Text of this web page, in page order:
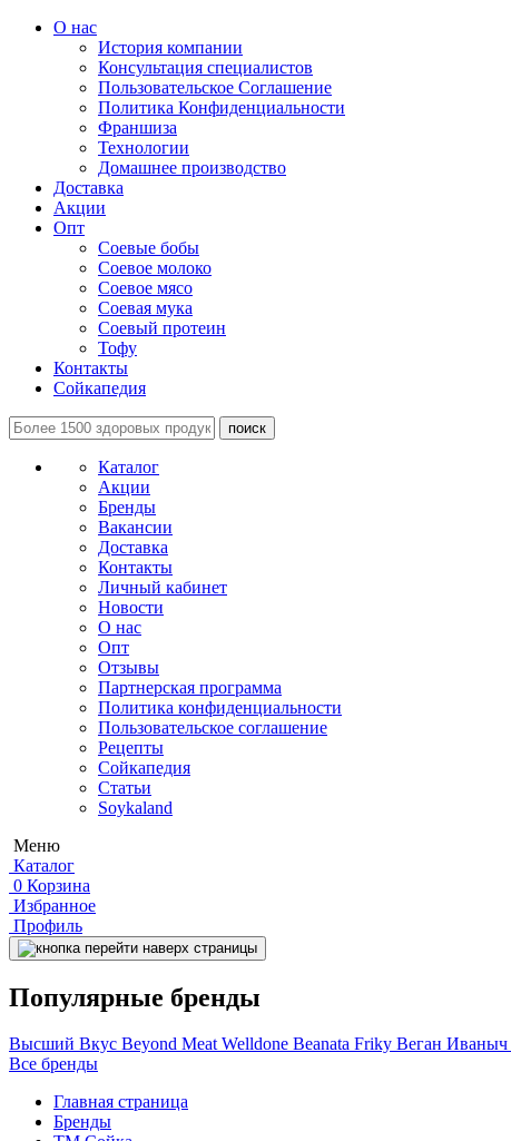
О нас
История компании
Консультация специалистов
Пользовательское Соглашение
Политика Конфиденциальности
Франшиза
Технологии
Домашнее производство
Доставка
Акции
Опт
Соевые бобы
Соевое молоко
Соевое мясо
Соевая мука
Соевый протеин
Тофу
Контакты
Сойкапедия
поиск
Каталог
Акции
Бренды
Вакансии
Доставка
Контакты
Личный кабинет
Новости
О нас
Опт
Отзывы
Партнерская программа
Политика конфиденциальности
Пользовательское соглашение
Рецепты
Сойкапедия
Статьи
Soykaland
Меню
Каталог
0 Корзина
Избранное
Профиль
Популярные бренды
Высший Вкус Beyond MeatWelldone Beanata Friky Веган Иваныч
Все бренды
Главная страница
Бренды